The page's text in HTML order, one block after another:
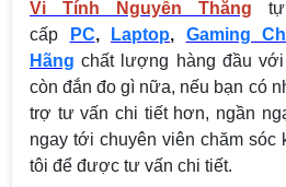
Vi Tính Nguyễn Thắng tự
cấp
PC, Laptop, Gaming
Hãng chất lượng hàng đầu
còn đắn đo gì nữa, nếu bạn có
trợ tư vấn chi tiết hơn, ngần
ngay tới chuyên viên chăm sóc
tôi để được tư vấn chi tiết.